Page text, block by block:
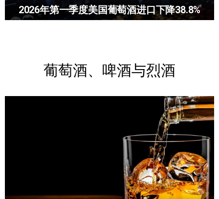
2026年第一季度美国葡萄酒进口下降38.8%
葡萄酒、啤酒与烈酒